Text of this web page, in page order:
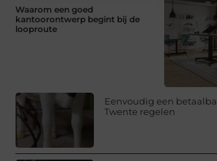
Waarom een goed
kantoorontwerp begint bij de
looproute
Eenvoudig een
Twente regelen